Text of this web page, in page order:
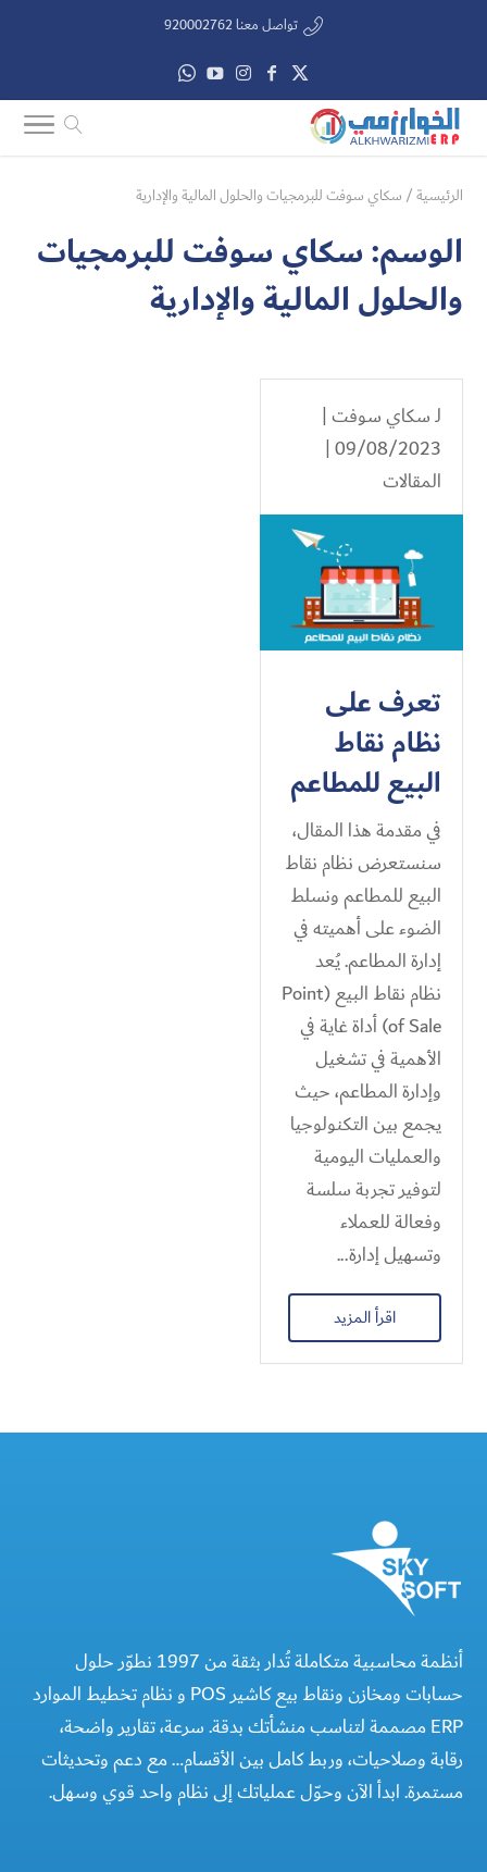
تواصل معنا 920002762
الرئيسية/ سكاي سوفت للبرمجيات والحلول المالية والإدارية
الوسم:سكاي سوفت للبرمجيات
والحلول المالية والإدارية
لـسكاي سوفت |
09/08/2023 |
المقالات
تعرف على
نظام نقاط
البيع للمطاعم
في مقدمة هذا المقال،
سنستعرض نظام نقاط
البيع للمطاعم ونسلط
الضوء على أهميته في
إدارة المطاعم. يُعد
نظام نقاط البيع (Point
of Sale) أداة غاية في
الأهمية في تشغيل
وإدارة المطاعم، حيث
يجمع بين التكنولوجيا
والعمليات اليومية
لتوفير تجربة سلسة
وفعالة للعملاء
وتسهيل إدارة...
اقرأ المزيد
أنظمة محاسبية متكاملة تُدار بثقة من 1997 نطوّر حلول
حسابات ومخازن ونقاط بيع كاشير POS و نظام تخطيط الموارد
ERP مصممة لتناسب منشأتك بدقة. سرعة، تقارير واضحة،
رقابة وصلاحيات، وربط كامل بين الأقسام… مع دعم وتحديثات
مستمرة. ابدأ الآن وحوّل عملياتك إلى نظام واحد قوي وسهل.